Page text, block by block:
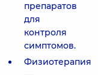
препаратов
для
контроля
симптомов.
Физиотерапия